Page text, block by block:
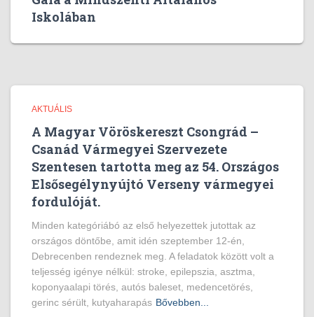
Iskolában
AKTUÁLIS
A Magyar Vöröskereszt Csongrád –
Csanád Vármegyei Szervezete
Szentesen tartotta meg az 54. Országos
Elsősegélynyújtó Verseny vármegyei
fordulóját.
Minden kategóriábó az első helyezettek jutottak az
országos döntőbe, amit idén szeptember 12-én,
Debrecenben rendeznek meg. A feladatok között volt a
teljesség igénye nélkül: stroke, epilepszia, asztma,
koponyaalapi törés, autós baleset, medencetörés,
gerinc sérült, kutyaharapás Bővebben...